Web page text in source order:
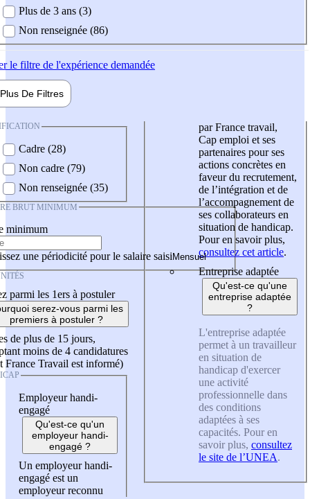
Plus de 3 ans (3)
Non renseignée (86)
le filtre de l'expérience demandée
Plus De Filtres
Cadre (28)
Non cadre (79)
Non renseignée (35)
BRUT MINIMUM
minimum
une périodicité pour le salaire saisi
parmi les 1ers à postuler
serez-vous parmi les
premiers à postuler ?
de plus de 15 jours,
moins de 4 candidatures
France Travail est informé)
Employeur handi-
engagé
Qu'est-ce qu'un
employeur handi-
engagé ?
Un employeur handi-
engagé est un
employeur reconnu
par France travail,
Cap emploi et ses
partenaires pour ses
actions concrètes en
faveur du recrutement,
de l’intégration et de
l’accompagnement de
ses collaborateurs en
situation de handicap.
Pour en savoir plus,
consultez cet article.
Entreprise adaptée
Qu'est-ce qu'une
entreprise adaptée
?
L'entreprise adaptée
permet à un travailleur
en situation de
handicap d'exercer
une activité
professionnelle dans
des conditions
adaptées à ses
capacités. Pour en
savoir plus, consultez
le site de l’UNEA.